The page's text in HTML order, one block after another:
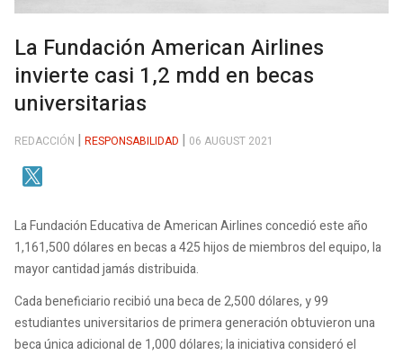
La Fundación American Airlines
invierte casi 1,2 mdd en becas
universitarias
REDACCIÓN RESPONSABILIDAD 06 AUGUST 2021
La Fundación Educativa de American Airlines concedió este año
1,161,500 dólares en becas a 425 hijos de miembros del equipo, la
mayor cantidad jamás distribuida.
Cada beneficiario recibió una beca de 2,500 dólares, y 99
estudiantes universitarios de primera generación obtuvieron una
beca única adicional de 1,000 dólares; la iniciativa consideró el